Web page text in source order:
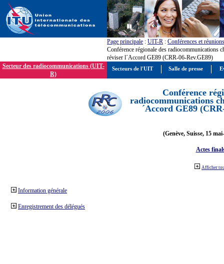
Page principale : UIT-R : Conférences et réunions
Conférence régionale des radiocommunications
réviser l´Accord GE89 (CRR-06-Rev.GE89)
Secteur des radiocommunications (UIT-
R)
Conférence
radiocommunications
´Accord GE89
(Genève, Suisse, 15
Actes
Afficher
Information générale
Enregistrement des délégués
Secteurs de l'UIT Salle de presse